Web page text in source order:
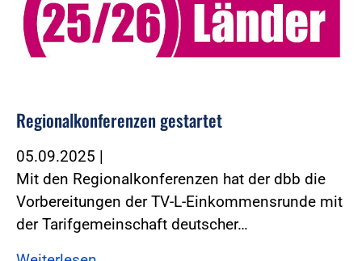
Regionalkonferenzen gestartet
05.09.2025 |
Mit den Regionalkonferenzen hat der dbb die
Vorbereitungen der TV-L-Einkommensrunde mit
der Tarifgemeinschaft deutscher…